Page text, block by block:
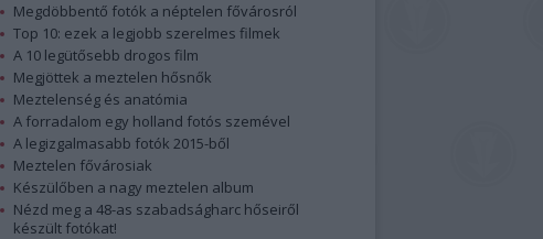
Megdöbbentő fotók a néptelen fővárosról
Top 10: ezek a legjobb szerelmes filmek
A 10 legütősebb drogos film
Megjöttek a meztelen hősnők
Meztelenség és anatómia
A forradalom egy holland fotós szemével
A legizgalmasabb fotók 2015-ből
Meztelen fővárosiak
Készülőben a nagy meztelen album
Nézd meg a 48-as szabadságharc hőseiről
készült fotókat!